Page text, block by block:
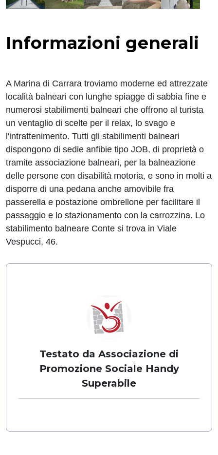
Informazioni generali
A Marina di Carrara troviamo moderne ed attrezzate
località balneari con lunghe spiagge di sabbia fine e
numerosi stabilimenti balneari che offrono al turista
un ventaglio di scelte per il relax, lo svago e
l'intrattenimento. Tutti gli stabilimenti balneari
dispongono di sedie anfibie tipo JOB, di proprietà o
tramite associazione balneari, per la balneazione
delle persone con disabilità motoria, e sono in molti a
disporre di una pedana anche amovibile fra
passerella e postazione ombrellone per facilitare il
passaggio e lo stazionamento con la carrozzina. Lo
stabilimento balneare Conte si trova in Viale
Vespucci, 46.
Testato da Associazione di
Promozione Sociale Handy
Superabile